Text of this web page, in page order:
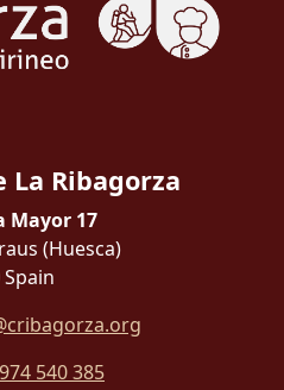
La Ribagorza
Mayor 17
(Huesca)
Spain
540 385